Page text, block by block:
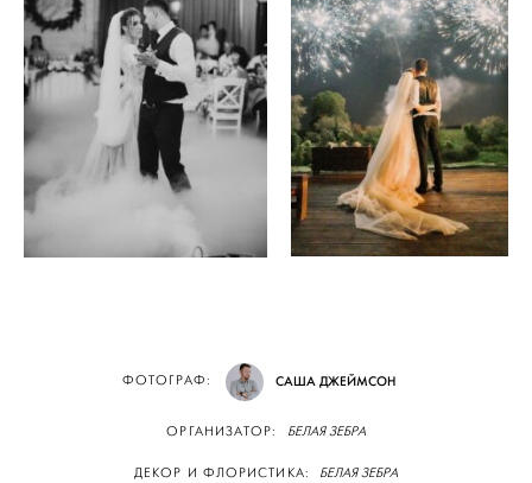
ФОТОГРАФ: САША ДЖЕЙМСОН
ОРГАНИЗАТОР: БЕЛАЯ ЗЕБРА
ДЕКОР И ФЛОРИСТИКА: БЕЛАЯ ЗЕБРА